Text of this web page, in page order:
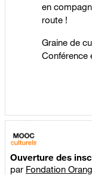
en
route !
Graine de
Conférence
Ouverture des
par Fondation